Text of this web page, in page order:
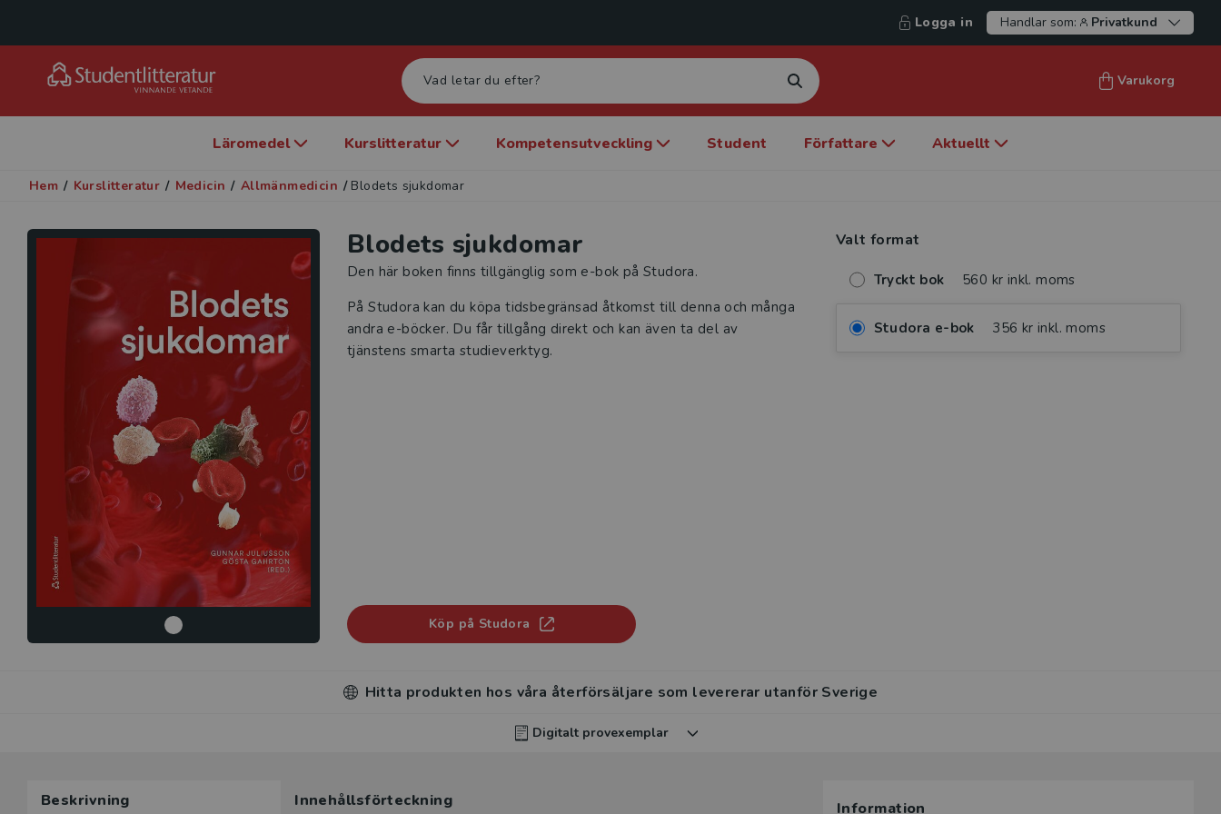
Logga in Handlar som: Privatkund
Varukorg
Läromedel Kurslitteratur Kompetensutveckling Student Författare Aktuellt
Hem / Kurslitteratur / Medicin / Allmänmedicin / Blodets sjukdomar
Blodets sjukdomar
Den här boken finns tillgänglig som e-bok på Studora.
På Studora kan du köpa tidsbegränsad åtkomst till denna och många
andra e-böcker. Du får tillgång direkt och kan även ta del av
tjänstens smarta studieverktyg.
Köp på Studora
Valt format
Tryckt bok 560 kr inkl. moms
Studora e-bok 356 kr inkl. moms
Hitta produkten hos våra återförsäljare som levererar utanför Sverige
Digitalt provexemplar
här produkten.
Beskrivning Innehållsförteckning Information